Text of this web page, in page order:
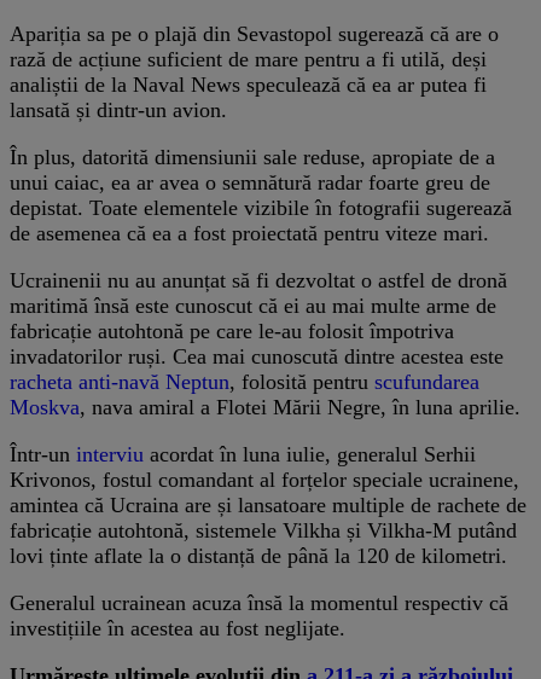
Apariția sa pe o plajă din Sevastopol sugerează că are o
rază de acțiune suficient de mare pentru a fi utilă, deși
analiștii de la Naval News speculează că ea ar putea fi
lansată și dintr-un avion.
În plus, datorită dimensiunii sale reduse, apropiate de a
unui caiac, ea ar avea o semnătură radar foarte greu de
depistat. Toate elementele vizibile în fotografii sugerează
de asemenea că ea a fost proiectată pentru viteze mari.
Ucrainenii nu au anunțat să fi dezvoltat o astfel de dronă
maritimă însă este cunoscut că ei au mai multe arme de
fabricație autohtonă pe care le-au folosit împotriva
invadatorilor ruși. Cea mai cunoscută dintre acestea este
racheta anti-navă Neptun, folosită pentru scufundarea
Moskva, nava amiral a Flotei Mării Negre, în luna aprilie.
Într-un interviu acordat în luna iulie, generalul Serhii
Krivonos, fostul comandant al forțelor speciale ucrainene,
amintea că Ucraina are și lansatoare multiple de rachete de
fabricație autohtonă, sistemele Vilkha și Vilkha-M putând
lovi ținte aflate la o distanță de până la 120 de kilometri.
Generalul ucrainean acuza însă la momentul respectiv că
investițiile în acestea au fost neglijate.